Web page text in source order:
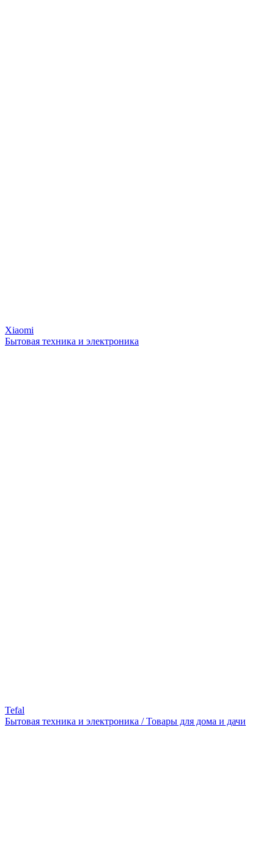
Xiaomi
Бытовая техника и электроника
Tefal
Бытовая техника и электроника / Товары для дома и дачи